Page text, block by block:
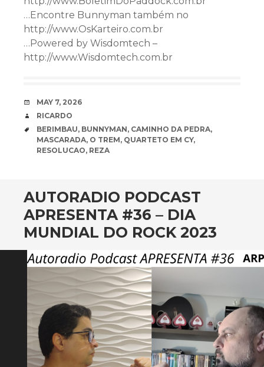
…Encontre Bunnyman também no
http://www.OsKarteiro.com.br
…Powered by Wisdomtech –
http://www.Wisdomtech.com.br
DATE
MAY 7, 2026
AUTHOR
RICARDO
TAGS
BERIMBAU, BUNNYMAN, CAMINHO DA PEDRA,
MASCARADA, O TREM, QUARTETO EM CY,
RESOLUCAO, REZA
AUTORADIO PODCAST
APRESENTA #36 – DIA
MUNDIAL DO ROCK 2023